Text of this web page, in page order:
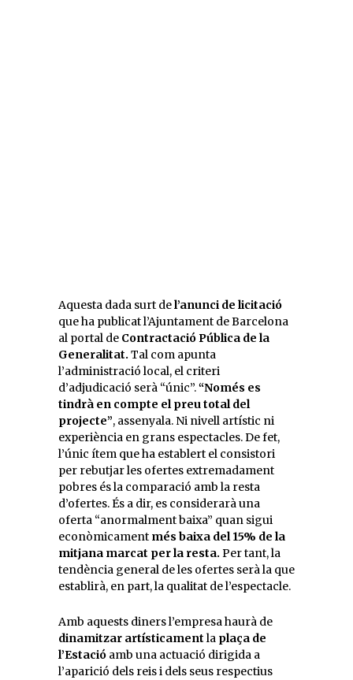
Aquesta dada surt del’anunci de licitació
que ha publicat l’Ajuntament de Barcelona
al portal de Contractació Pública de la
Generalitat. Tal com apunta
l’administració local, el criteri
d’adjudicació serà “únic”.“Només es
tindrà en compte el preu total del
projecte”, assenyala. Ni nivell artístic ni
experiència en grans espectacles. De fet,
l’únic ítem que ha establert el consistori
per rebutjar les ofertes extremadament
pobres és la comparació amb la resta
d’ofertes. És a dir, es considerarà una
oferta “anormalment baixa” quan sigui
econòmicament més baixa del 15% de la
mitjana marcat per la resta. Per tant, la
tendència general de les ofertes serà la que
establirà, en part, la qualitat de l’espectacle.
Amb aquests diners l’empresa haurà de
dinamitzar artísticamentla plaça de
l’Estació amb una actuació dirigida a
l’aparició dels reis i dels seus respectius